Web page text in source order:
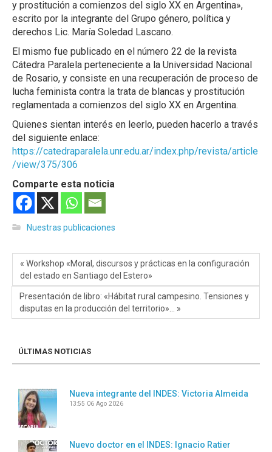
y prostitución a comienzos del siglo XX en Argentina»,
escrito por la integrante del Grupo género, política y
derechos Lic. María Soledad Lascano.
El mismo fue publicado en el número 22 de la revista
Cátedra Paralela perteneciente a la Universidad Nacional
de Rosario, y consiste en una recuperación de proceso de
lucha feminista contra la trata de blancas y prostitución
reglamentada a comienzos del siglo XX en Argentina.
Quienes sientan interés en leerlo, pueden hacerlo a través
del siguiente enlace:
https://catedraparalela.unr.edu.ar/index.php/revista/article
/view/375/306
Comparte esta noticia
Nuestras publicaciones
« Workshop «Moral, discursos y prácticas en la configuración
del estado en Santiago del Estero»
Presentación de libro: «Hábitat rural campesino. Tensiones y
disputas en la producción del territorio»… »
ÚLTIMAS NOTICIAS
Nueva integrante del INDES: Victoria Almeida
13:55 06 Ago 2026
Nuevo doctor en el INDES: Ignacio Ratier